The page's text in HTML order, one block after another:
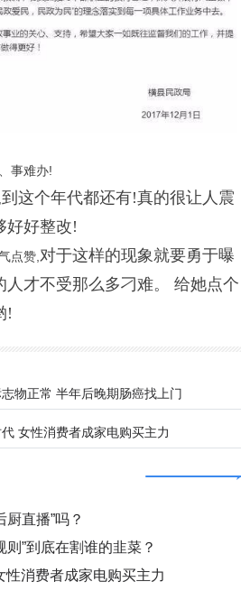
厨直播”吗？
则”到底在割谁的韭菜？
性消费者成家电购买主力
事难办!
到这个年代都还有!真的很让人震
好好整改!
点赞, 对于这样的现象就要勇于曝
才不受那么多刁难。
给她点个
!
物正常 半年后晚期肠癌找上门
女性消费者成家电购买主力